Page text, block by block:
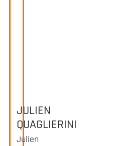
JULIEN
QUAGLIERINI
Julien